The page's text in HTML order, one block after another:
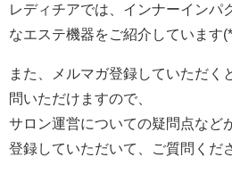
レディチアでは、インナーインパ
なエステ機器をご紹介しています
また、メルマガ登録していただく
問いただけますので、
サロン運営についての疑問点など
登録していただいて、ご質問くだ